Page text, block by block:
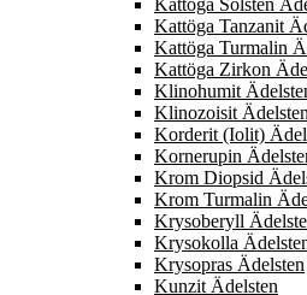
Kattöga Solsten
Kattöga Tanzanit
Kattöga Turmalin
Kattöga Zirkon
Klinohumit
Klinozoisit Ädelsten
Korderit (Iolit)
Kornerupin
Krom Diopsid
Krom Turmalin
Krysoberyll
Krysokolla
Krysopras Ädelsten
Kunzit Ädelsten